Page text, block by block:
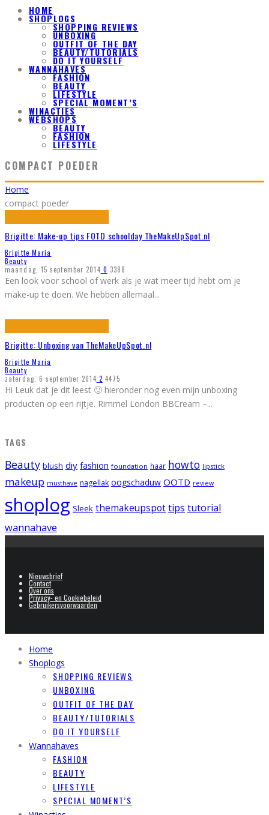
HOME
SHOPLOGS
SHOPPING REVIEWS
UNBOXING
OUTFIT OF THE DAY
BEAUTY/TUTORIALS
DO IT YOURSELF
WANNAHAVES
FASHION
BEAUTY
LIFESTYLE
SPECIAL MOMENT’S
WINACTIES
WEBSHOPS
BEAUTY
FASHION
LIFESTYLE
COMPACT POEDER
Home
compact poeder
Brigitte: Make-up tips FOTD schoolday TheMakeUpSpot.nl
Brigitte Maria
Beauty
maandag, 15 september 2014 0 3388
Een look voor school of werk als je wat meer tijd hebt om je
make-up te doen. We hebben allemaal...
Brigitte: Unboxing van TheMakeUpSpot.nl
Brigitte Maria
Beauty
zaterdag, 6 september 2014 2 4475
Hi Leuk dat je dit leest 🙂 hieronder nog even mijn unboxing
producten op een rijtje. Rimmel London BBCream –...
TAGS
Beauty blush diy fashion foundation haar howto lipstick
makeup musthave nagellak oogschaduw OOTD review
shoplog Sleek themakeupspottips tutorial
wannahave
Nieuwsbrief
Contact
Over ons
Privacy- en Cookiebeleid
Gebruikersvoorwaarden
Home
Shoplogs
SHOPPING REVIEWS
UNBOXING
OUTFIT OF THE DAY
BEAUTY/TUTORIALS
DO IT YOURSELF
Wannahaves
FASHION
BEAUTY
LIFESTYLE
SPECIAL MOMENT’S